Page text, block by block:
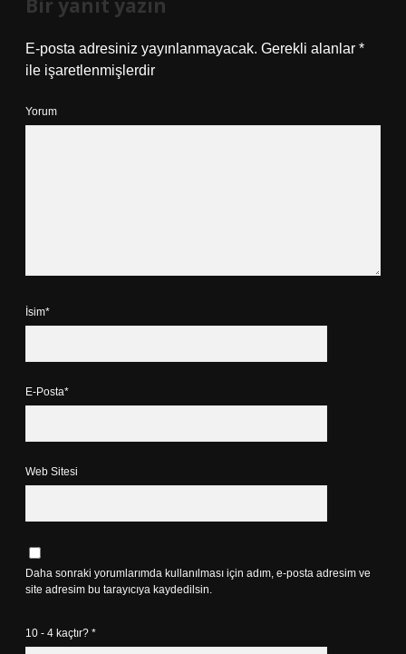
Bir yanıt yazın
E-posta adresiniz yayınlanmayacak. Gerekli alanlar *
ile işaretlenmişlerdir
Yorum
İsim*
E-Posta*
Web Sitesi
Daha sonraki yorumlarımda kullanılması için adım, e-posta adresim ve
site adresim bu tarayıcıya kaydedilsin.
10 - 4 kaçtır? *